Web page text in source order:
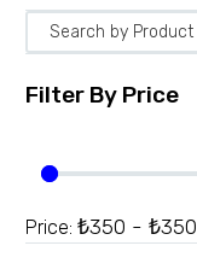
Filter By Price
Price: ₺350 - ₺350